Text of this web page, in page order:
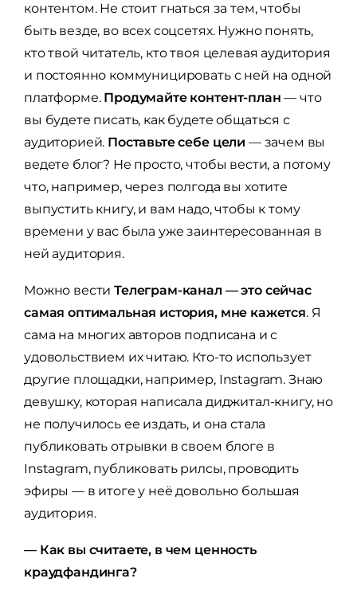
контентом. Не стоит гнаться за тем, чтобы
быть везде, во всех соцсетях. Нужно понять,
кто твой читатель, кто твоя целевая аудитория
и постоянно коммуницировать с ней на одной
платформе. Продумайте контент-план— что
вы будете писать, как будете общаться с
аудиторией. Поставьте себе цели — зачем вы
ведете блог? Не просто, чтобы вести, а потому
что, например, через полгода вы хотите
выпустить книгу, и вам надо, чтобы к тому
времени у вас была уже заинтересованная в
ней аудитория.
Можно вестиТелеграм-канал — это сейчас
самая оптимальная история, мне кажется. Я
сама на многих авторов подписана и с
удовольствием их читаю. Кто-то использует
другие площадки, например, Instagram. Знаю
девушку, которая написала диджитал-книгу, но
не получилось ее издать, и она стала
публиковать отрывки в своем блоге в
Instagram, публиковать рилсы, проводить
эфиры — в итоге у неё довольно большая
аудитория.
— Как вы считаете, в чем ценность
краудфандинга?